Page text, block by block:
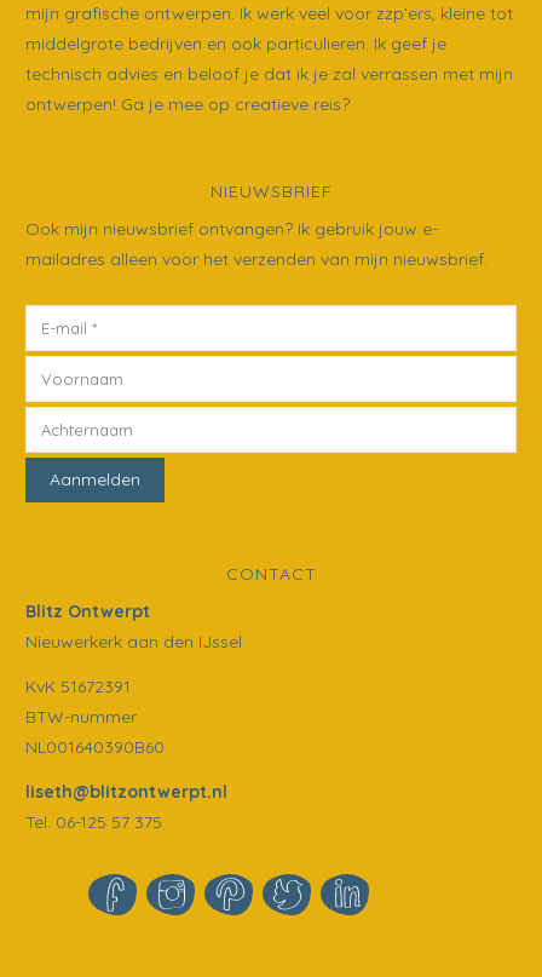
mijn grafische ontwerpen. Ik werk veel voor zzp’ers, kleine tot
middelgrote bedrijven en ook particulieren. Ik geef je
technisch advies en beloof je dat ik je zal verrassen met mijn
ontwerpen! Ga je mee op creatieve reis?
NIEUWSBRIEF
Ook mijn nieuwsbrief ontvangen? Ik gebruik jouw e-
mailadres alleen voor het verzenden van mijn nieuwsbrief.
CONTACT
Blitz Ontwerpt
Nieuwerkerk aan den IJssel
KvK 51672391
BTW-nummer
NL001640390B60
liseth@blitzontwerpt.nl
Tel. 06-125 57 375